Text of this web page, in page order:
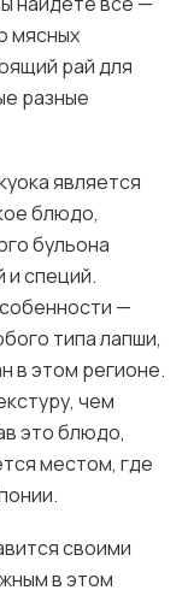
мясных
рай для
разные
является
блюдо,
бульона
специй.
—
типа лапши,
в этом регионе.
чем
это блюдо,
местом, где
своими
в этом